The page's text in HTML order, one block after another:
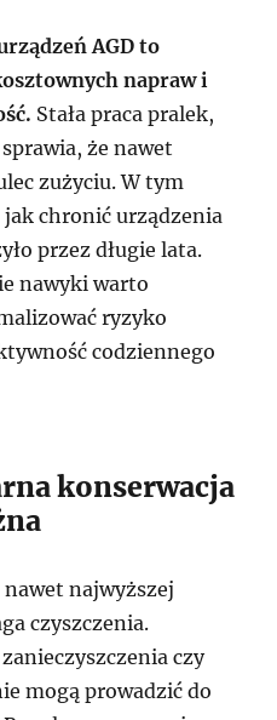
AGD to
napraw i
Stała praca pralek,
że nawet
zużyciu. W tym
chronić urządzenia
przez długie lata.
nawyki warto
ryzyko
codziennego
konserwacja
nawet najwyższej
czyszczenia.
czy
mogą prowadzić do